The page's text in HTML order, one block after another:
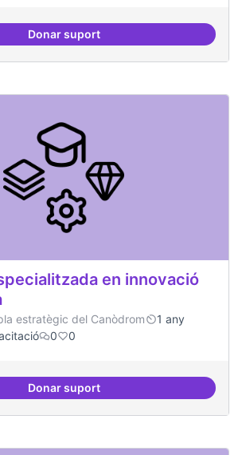
Donar suportFestivals anuals de referència
en innovació
estratègic del Canòdrom
1 any
0 0
Donar suportFormació especialitzada en